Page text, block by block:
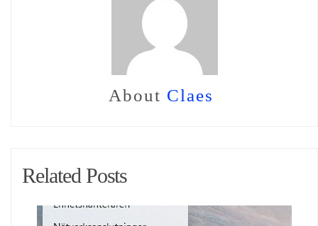
About Claes
Related Posts